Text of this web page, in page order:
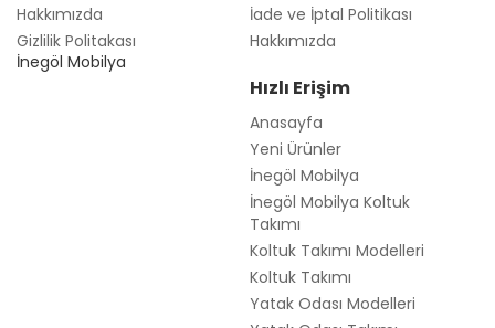
Hakkımızda
Gizlilik Politakası
İnegöl Mobilya
İade ve İptal Politikası
Hakkımızda
Hızlı Erişim
Anasayfa
Yeni Ürünler
İnegöl Mobilya
İnegöl Mobilya Koltuk
Takımı
Koltuk Takımı Modelleri
Koltuk Takımı
Yatak Odası Modelleri